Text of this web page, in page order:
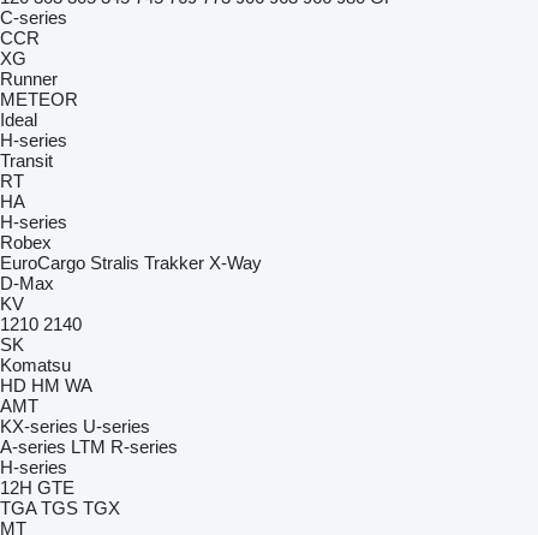
C-series
CCR
XG
Runner
METEOR
Ideal
H-series
Transit
RT
HA
H-series
Robex
EuroCargo Stralis Trakker X-Way
D-Max
KV
1210 2140
SK
Komatsu
HD HM WA
AMT
KX-series U-series
A-series LTM R-series
H-series
12H GTE
TGA TGS TGX
MT